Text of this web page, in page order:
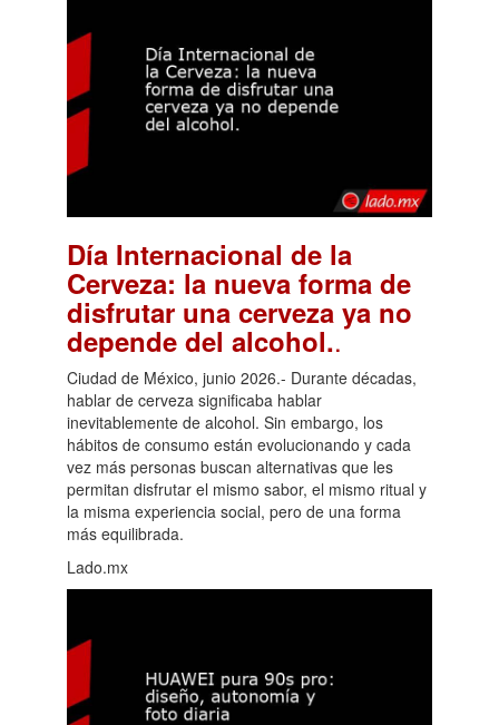
Día Internacional de la
Cerveza: la nueva forma de
disfrutar una cerveza ya no
depende del alcohol..
Ciudad de México, junio 2026.- Durante décadas,
hablar de cerveza significaba hablar
inevitablemente de alcohol. Sin embargo, los
hábitos de consumo están evolucionando y cada
vez más personas buscan alternativas que les
permitan disfrutar el mismo sabor, el mismo ritual y
la misma experiencia social, pero de una forma
más equilibrada.
Lado.mx